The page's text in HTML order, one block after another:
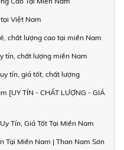
Việt Nam
chất lượng cao tại miền Nam
tín, chất lượng miền Nam
tín, giá tốt, chất lượng
[UY TÍN - CHẤT LƯỢNG - GIÁ
Tín, Giá Tốt Tại Miền Nam
Tại Miền Nam | Than Nam Sơn